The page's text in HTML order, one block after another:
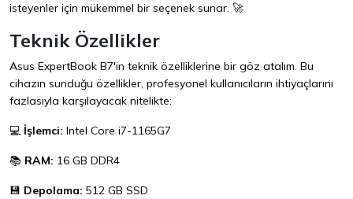
isteyenler için mükemmel bir seçenek sunar. 🚀
Teknik Özellikler
Asus ExpertBook B7'in teknik özelliklerine bir göz atalım. Bu
cihazın sunduğu özellikler, profesyonel kullanıcıların ihtiyaçlarını
fazlasıyla karşılayacak nitelikte:
💻 İşlemci: Intel Core i7-1165G7
📚 RAM: 16 GB DDR4
💾 Depolama: 512 GB SSD